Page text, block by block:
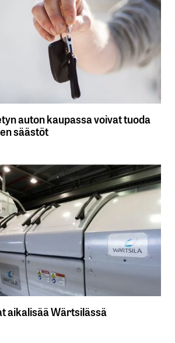
auton kaupassa voivat tuoda
säästöt
aikalisää Wärtsilässä